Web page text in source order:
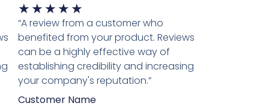
★ ★ ★ ★ ★
5
van
5
“A review from a customer who
benefited from your product. Reviews
can be a highly effective way of
establishing credibility and increasing
your company's reputation.”
Customer Name